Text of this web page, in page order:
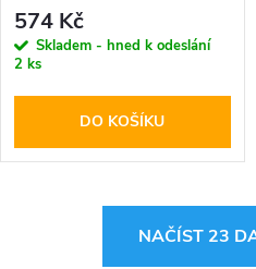
Black
574 Kč
Skladem - hned k odeslání
2 ks
DO KOŠÍKU
NAČÍST 23